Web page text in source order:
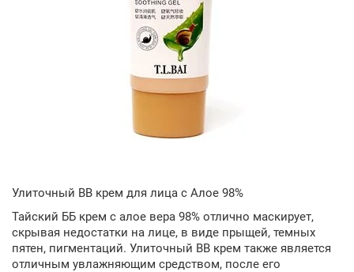
Улиточный BB крем для лица с Алое 98%
Тайский ББ крем с алое вера 98% отлично маскирует,
скрывая недостатки на лице, в виде прыщей, темных
пятен, пигментаций. Улиточный BB крем также является
отличным увлажняющим средством, после его